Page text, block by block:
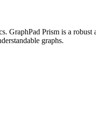
GraphPad Prism is a
graphs.